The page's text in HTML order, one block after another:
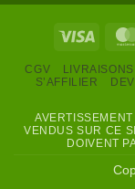
Visa
CGV LIVRAISONS
S’AFFILIER
VENDUS SUR CE
DOIVENT